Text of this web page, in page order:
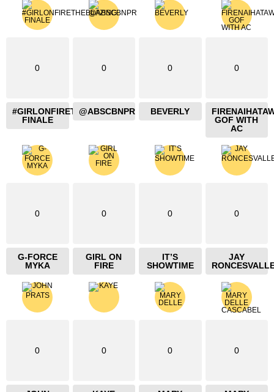
0
#GIRLONFIRETHEBLAZING
FINALE
0
@ABSCBNPR
0
BEVERLY
0
GOF WITH
AC
0
G-FORCE
MYKA
0
GIRL ON
FIRE
0
IT’S
SHOWTIME
0
JAY
0 0 0 0